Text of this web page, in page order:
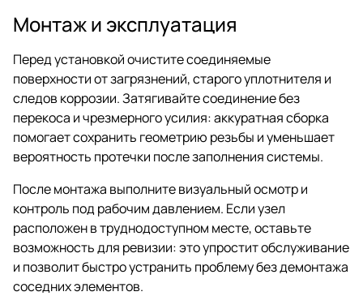
Монтаж и эксплуатация
Перед установкой очистите соединяемые
поверхности от загрязнений, старого уплотнителя и
следов коррозии. Затягивайте соединение без
перекоса и чрезмерного усилия: аккуратная сборка
помогает сохранить геометрию резьбы и уменьшает
вероятность протечки после заполнения системы.
После монтажа выполните визуальный осмотр и
контроль под рабочим давлением. Если узел
расположен в труднодоступном месте, оставьте
возможность для ревизии: это упростит обслуживание
и позволит быстро устранить проблему без демонтажа
соседних элементов.